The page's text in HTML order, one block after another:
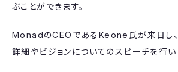
ぶことができます。
​MonadのCEOであるKeone氏が来日し
詳細やビジョンについてのスピーチを行い